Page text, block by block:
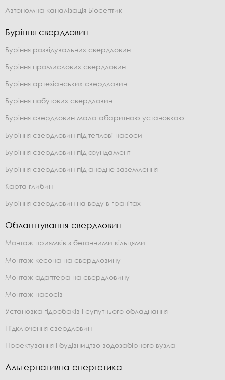
Автономна каналізація Біосептик
Буріння свердловин
Буріння розвідувальних свердловин
Буріння промислових свердловин
Буріння артезіанських свердловин
Буріння побутових свердловин
Буріння свердловин малогабаритною установкою
Буріння свердловин під теплові насоси
Буріння свердловин під фундамент
Буріння свердловин під анодне заземлення
Карта глибин
Буріння свердловин на воду в гранітах
Облаштування свердловин
Монтаж приямків з бетонними кільцями
Монтаж кесона на свердловину
Монтаж адаптера на свердловину
Монтаж насосів
Установка гідробаків і супутнього обладнання
Підключення свердловин
Проектування і будівництво водозабірного вузла
Альтернативна енергетика